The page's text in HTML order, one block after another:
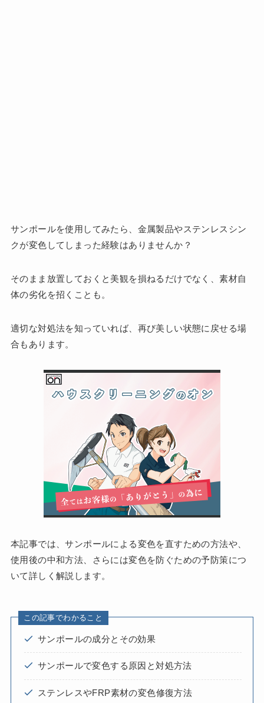
サンポールを使用してみたら、金属製品やステンレスシン
クが変色してしまった経験はありませんか？
そのまま放置しておくと美観を損ねるだけでなく、素材自
体の劣化を招くことも。
適切な対処法を知っていれば、再び美しい状態に戻せる場
合もあります。
本記事では、サンポールによる変色を直すための方法や、
使用後の中和方法、さらには変色を防ぐための予防策につ
いて詳しく解説します。
この記事でわかること
サンポールの成分とその効果
サンポールで変色する原因と対処方法
ステンレスやFRP素材の変色修復方法